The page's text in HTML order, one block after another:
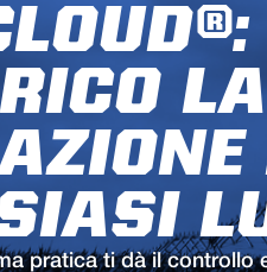
pratica ti dà il controllo